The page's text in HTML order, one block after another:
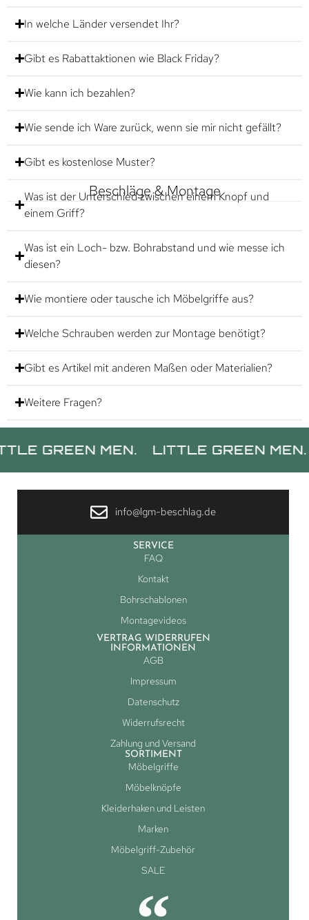
In welche Länder versendet Ihr?
Gibt es Rabattaktionen wie Black Friday?
Wie kann ich bezahlen?
Wie sende ich Ware zurück, wenn sie mir nicht gefällt?
Gibt es kostenlose Muster?
Beschläge & Montage
Was ist der Unterschied zwischen einem Knopf und
einem Griff?
Was ist ein Loch- bzw. Bohrabstand und wie messe ich
diesen?
Wie montiere oder tausche ich Möbelgriffe aus?
Welche Schrauben werden zur Montage benötigt?
Gibt es Artikel mit anderen Maßen oder Materialien?
Weitere Fragen?
MEN. LITTLE GREEN MEN.
info@lgm-beschlag.de
SERVICE
FAQ
Kontakt
Bohrschablonen
Montagevideos
VERTRAG WIDERRUFEN
INFORMATIONEN
AGB
Impressum
Datenschutz
Widerrufsrecht
Zahlung und Versand
SORTIMENT
Möbelgriffe
Möbelknöpfe
Kleiderhaken und Leisten
Marken
Möbelgriff-Zubehör
SALE